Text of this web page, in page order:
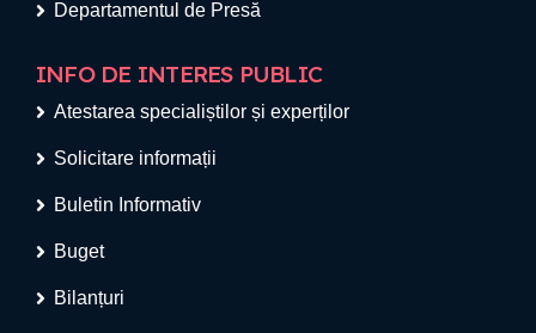
Departamentul de Presă
INFO DE INTERES PUBLIC
Atestarea specialiștilor și experților
Solicitare informații
Buletin Informativ
Buget
Bilanțuri